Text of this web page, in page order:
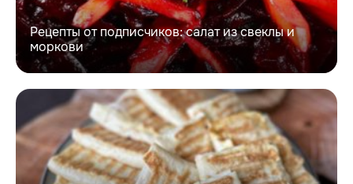
Рецепты от подписчиков: салат из свеклы и
моркови